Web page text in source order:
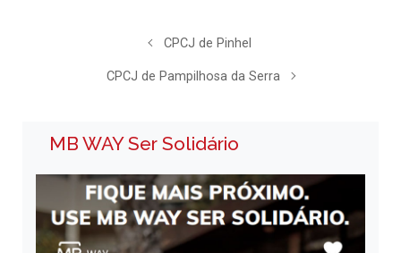
CPCJ de Pinhel
CPCJ de Pampilhosa da Serra
MB WAY Ser Solidário